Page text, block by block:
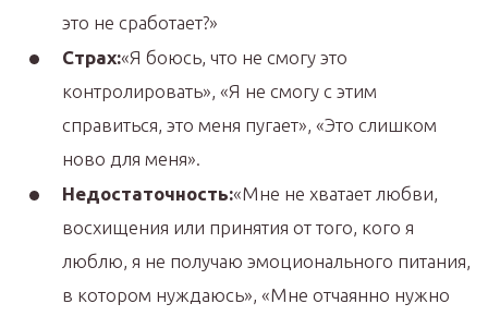
это не сработает?»
Страх:«Я боюсь, что не смогу это
контролировать», «Я не смогу с этим
справиться, это меня пугает», «Это слишком
ново для меня».
Недостаточность:«Мне не хватает любви,
восхищения или принятия от того, кого я
люблю, я не получаю эмоционального питания,
в котором нуждаюсь», «Мне отчаянно нужно